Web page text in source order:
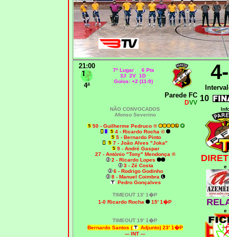
21:00
4ª
7º Lugar 6 Pts
3J 2V 1D
Golos: +2 (11-9)
4
Parede FC
DVV 10
NÃO CONVOCADOS
Afonso Severino
50 - Guilherme Pedruco ®
4 - Ricardo Rocha ©
5 - Bernardo Pinto
7 - João Alves "Joka"
9 - André Gaspar
27 - António "Tony" Mendonça ®
2 - Ricardo Lopes
3 - Zé Costa
6 - Rodrigo Godinho
8 - Manuel Coimbra
Pedro Gonçalves
TIMEOUT 13' 1�P
1-0 Ricardo Rocha
15' 1�P
TIMEOUT 19' 1�P
Bernardo Santos ( Adjunto) 23' 1�P
--- INT ---
e
e